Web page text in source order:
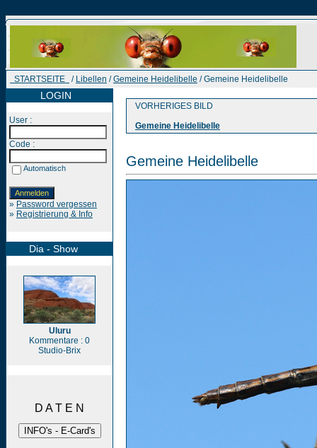
STARTSEITE / Libellen /Gemeine Heidelibelle / Gemeine Heidelibelle
LOGIN
User :
Code :
Automatisch
» Password vergessen
» Registrierung & Info
Dia - Show
Uluru
Kommentare : 0
Studio-Brix
D A T E N
VORHERIGES BILD
Gemeine Heidelibelle
Gemeine Heidelibelle